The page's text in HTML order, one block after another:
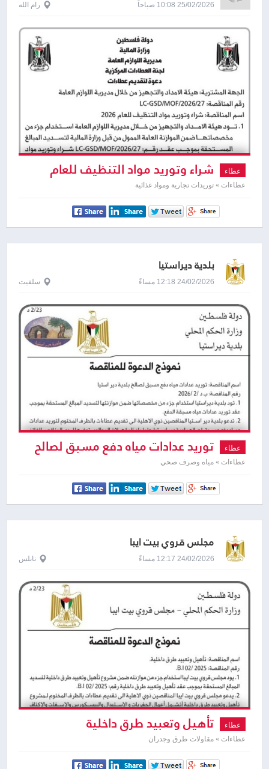
25/02/2026 10:08 صباحاً رام الله
عطاء شراء وتوريد مواد التنظيف للعام
2026
عطاءات » توريدات تجارية ومواد غذائية
بلدية ديراستيا
24/02/2026 12:18 مساءً سلفيت
عطاء توريد عدادات مياه دفع مسبق لصالح
بلدية دير استيا
عطاءات » مياه وصرف صحي
مجلس قروي بيت ايبا
24/02/2026 12:17 مساءً نابلس
عطاء تأهيل وتعبيد طرق داخلية
عطاءات » مقاولات طرق وجدران